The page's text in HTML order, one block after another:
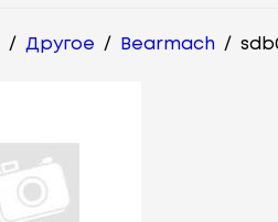
/ Другое / Bearmach /